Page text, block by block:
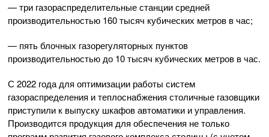
— три газораспределительные станции средней
производительностью 160 тысяч кубических метров в час;
— пять блочных газорегуляторных пунктов
производительностью до 10 тысяч кубических метров в час.
С 2022 года для оптимизации работы систем
газораспределения и теплоснабжения столичные газовщики
приступили к выпуску шкафов автоматики и управления.
Производится продукция для обеспечения не только